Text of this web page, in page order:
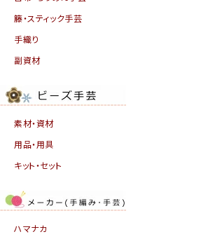
籐・スティック手芸
手織り
副資材
素材・資材
用品・用具
キット・セット
ハマナカ